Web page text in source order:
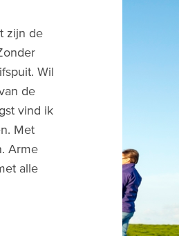
zijn de
Wil
de
vind ik
Met
Arme
alle